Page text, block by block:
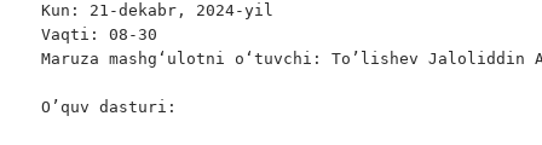
Kun: 21-dekabr, 2024-yil
Vaqti: 08-30
Maruza mashgʻulotni oʻtuvchi: To’lishev Jaloliddin
O’quv dasturi: